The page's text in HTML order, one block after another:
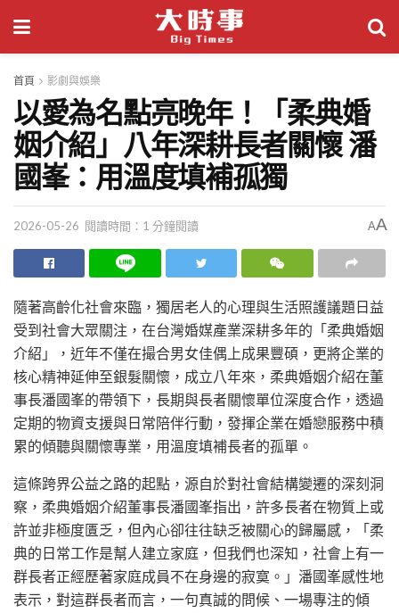
首頁 影劇與娛樂
以愛為名點亮晚年！「柔典婚
姻介紹」八年深耕長者關懷 潘
國峯：用溫度填補孤獨
2026-05-26 閱讀時間：1 分鐘閱讀 AA
隨著高齡化社會來臨，獨居老人的心理與生活照護議題日益
受到社會大眾關注，在台灣婚媒產業深耕多年的「柔典婚姻
介紹」，近年不僅在撮合男女佳偶上成果豐碩，更將企業的
核心精神延伸至銀髮關懷，成立八年來，柔典婚姻介紹在董
事長潘國峯的帶領下，長期與長者關懷單位深度合作，透過
定期的物資支援與日常陪伴行動，發揮企業在婚戀服務中積
累的傾聽與關懷專業，用溫度填補長者的孤單。
這條跨界公益之路的起點，源自於對社會結構變遷的深刻洞
察，柔典婚姻介紹董事長潘國峯指出，許多長者在物質上或
許並非極度匱乏，但內心卻往往缺乏被關心的歸屬感，「柔
典的日常工作是幫人建立家庭，但我們也深知，社會上有一
群長者正經歷著家庭成員不在身邊的寂寞。」潘國峯感性地
表示，對這群長者而言，一句真誠的問候、一場專注的傾